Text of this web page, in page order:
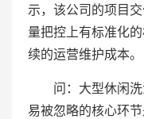
示，该公司的项目
量把控上有标准化
续的运营维护成本。
问：大型休闲
易被忽略的核心环节